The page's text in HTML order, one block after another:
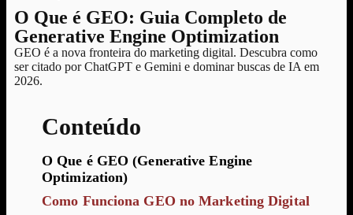
O Que é GEO: Guia Completo de
Generative Engine Optimization
GEO é a nova fronteira do marketing digital. Descubra como
ser citado por ChatGPT e Gemini e dominar buscas de IA em
2026.
Conteúdo
O Que é GEO (Generative Engine
Optimization)
Como Funciona GEO no Marketing Digital